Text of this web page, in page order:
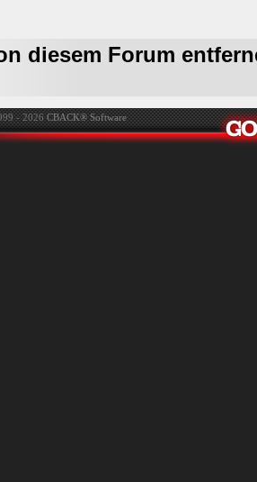
diesem Forum
- 2026CBACK® Software